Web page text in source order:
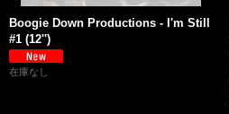
Boogie Down Productions - I'm Still
#1 (12'')
在庫なし